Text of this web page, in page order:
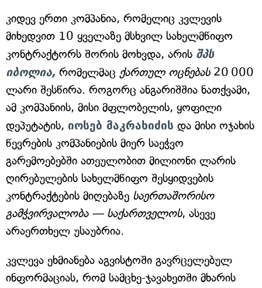
კიდევ ერთი კომპანია, რომელიც კვლევის
მიხედვით 10 ყველაზე მსხვილ სახელმწიფო
კონტრაქტორს შორის მოხვდა, არის შპს
იბოლია, რომელმაც ქართულ ოცნებას20 000
ლარი შესწირა. როგორც ანგარიშშია ნათქვამი,
ამ კომპანიის, მისი მფლობელის, ყოფილი
დეპუტატის, იოსებ მაკრახიძის და მისი ოჯახის
წევრების კომპანიების მიერ საეჭვო
გარემოებებში ათეულობით მილიონი ლარის
ღირებულების სახელმწიფო შესყიდვების
კონტრაქტების მიღებაზე საერთაშორისო
გამჭვირვალობა — საქართველოს, ასევე
არაერთხელ უსაუბრია.
კვლევა ეხმიანება აგვისტოში გავრცელებულ
ინფორმაციას, რომ სამცხე-ჯავახეთში მხარის